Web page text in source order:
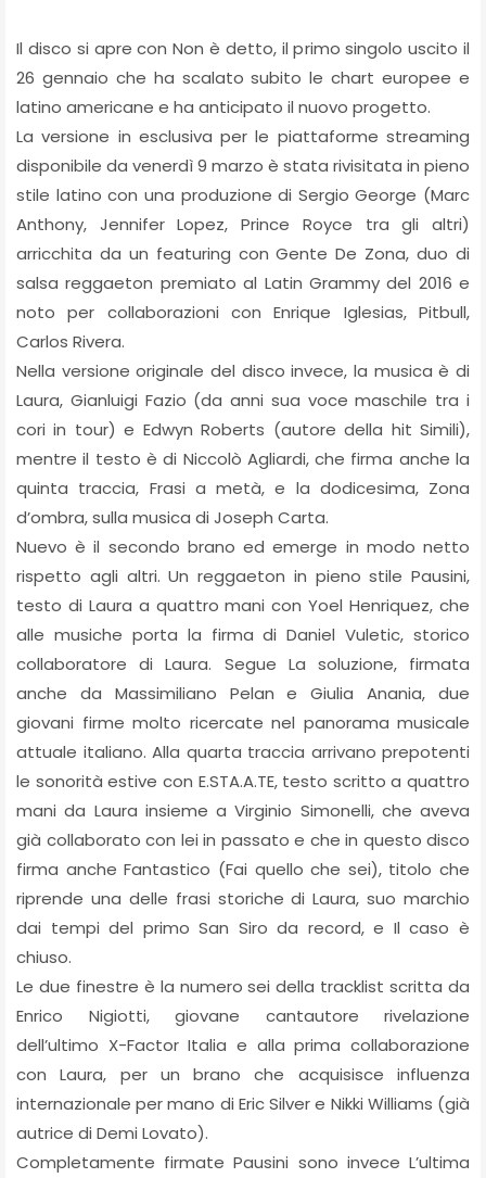
Il disco si apre con Non è detto, il primo singolo uscito il
26 gennaio che ha scalato subito le chart europee e
latino americane e ha anticipato il nuovo progetto.
La versione in esclusiva per le piattaforme streaming
disponibile da venerdì 9 marzo è stata rivisitata in pieno
stile latino con una produzione di Sergio George (Marc
Anthony, Jennifer Lopez, Prince Royce tra gli altri)
arricchita da un featuring con Gente De Zona, duo di
salsa reggaeton premiato al Latin Grammy del 2016 e
noto per collaborazioni con Enrique Iglesias, Pitbull,
Carlos Rivera.
Nella versione originale del disco invece, la musica è di
Laura, Gianluigi Fazio (da anni sua voce maschile tra i
cori in tour) e Edwyn Roberts (autore della hit Simili),
mentre il testo è di Niccolò Agliardi, che firma anche la
quinta traccia, Frasi a metà, e la dodicesima, Zona
d’ombra, sulla musica di Joseph Carta.
Nuevo è il secondo brano ed emerge in modo netto
rispetto agli altri. Un reggaeton in pieno stile Pausini,
testo di Laura a quattro mani con Yoel Henriquez, che
alle musiche porta la firma di Daniel Vuletic, storico
collaboratore di Laura. Segue La soluzione, firmata
anche da Massimiliano Pelan e Giulia Anania, due
giovani firme molto ricercate nel panorama musicale
attuale italiano. Alla quarta traccia arrivano prepotenti
le sonorità estive con E.STA.A.TE, testo scritto a quattro
mani da Laura insieme a Virginio Simonelli, che aveva
già collaborato con lei in passato e che in questo disco
firma anche Fantastico (Fai quello che sei), titolo che
riprende una delle frasi storiche di Laura, suo marchio
dai tempi del primo San Siro da record, e Il caso è
chiuso.
Le due finestre è la numero sei della tracklist scritta da
Enrico Nigiotti, giovane cantautore rivelazione
dell’ultimo X-Factor Italia e alla prima collaborazione
con Laura, per un brano che acquisisce influenza
internazionale per mano di Eric Silver e Nikki Williams (già
autrice di Demi Lovato).
Completamente firmate Pausini sono invece L’ultima